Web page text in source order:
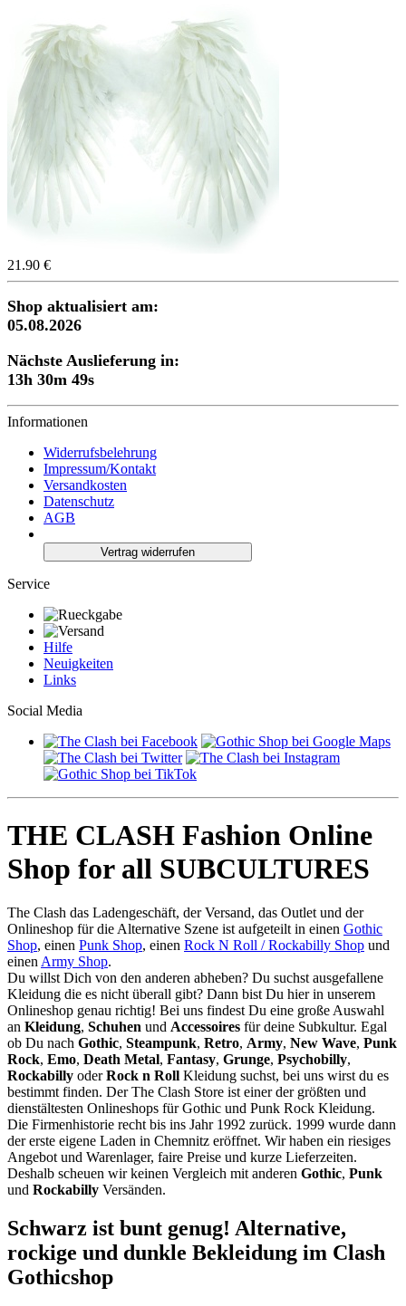
21.90 €
Shop aktualisiert am:
05.08.2026
Nächste Auslieferung in:
13h 30m 48s
Informationen
Widerrufsbelehrung
Impressum/Kontakt
Versandkosten
Datenschutz
AGB
Vertrag widerrufen
Service
Hilfe
Neuigkeiten
Links
Social Media
THE CLASH Fashion Online
Shop for all SUBCULTURES
The Clash das Ladengeschäft, der Versand, das Outlet und der
Onlineshop für die Alternative Szene ist aufgeteilt in einen Gothic
Shop, einen Punk Shop, einen Rock N Roll / Rockabilly Shop und
einen Army Shop.
Du willst Dich von den anderen abheben? Du suchst ausgefallene
Kleidung die es nicht überall gibt? Dann bist Du hier in unserem
Onlineshop genau richtig! Bei uns findest Du eine große Auswahl
an Kleidung, Schuhen und Accessoires für deine Subkultur. Egal
ob Du nach Gothic, Steampunk, Retro, Army, New Wave, Punk
Rock, Emo, Death Metal, Fantasy, Grunge, Psychobilly,
Rockabilly oderRock n Roll Kleidung suchst, bei uns wirst du es
bestimmt finden. Der The Clash Store ist einer der größten und
dienstältesten Onlineshops für Gothic und Punk Rock Kleidung.
Die Firmenhistorie recht bis ins Jahr 1992 zurück. 1999 wurde dann
der erste eigene Laden in Chemnitz eröffnet. Wir haben ein riesiges
Angebot und Warenlager, faire Preise und kurze Lieferzeiten.
Deshalb scheuen wir keinen Vergleich mit anderen Gothic, Punk
und Rockabilly Versänden.
Schwarz ist bunt genug! Alternative,
rockige und dunkle Bekleidung im Clash
Gothicshop